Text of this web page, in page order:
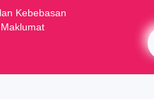
Kebebasan
Maklumat